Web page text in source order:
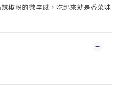
椒粉的微辛感，吃起來就是香菜味